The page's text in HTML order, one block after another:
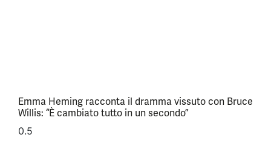
Emma Heming racconta il dramma vissuto con Bruce
Willis: “È cambiato tutto in un secondo”